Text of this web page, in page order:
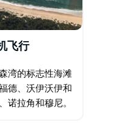
飞行
湾的标志性海滩
德、沃伊沃伊和
诺拉角和穆尼。